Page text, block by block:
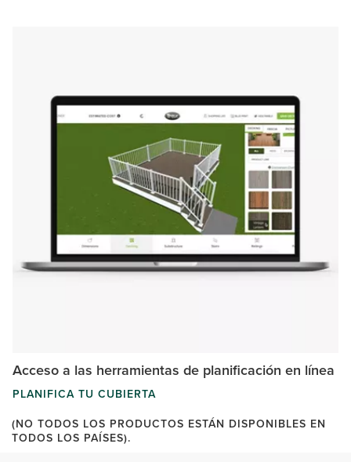
Acceso a las herramientas de planificación en línea
PLANIFICA TU CUBIERTA
(NO TODOS LOS PRODUCTOS ESTÁN DISPONIBLES EN
TODOS LOS PAÍSES).